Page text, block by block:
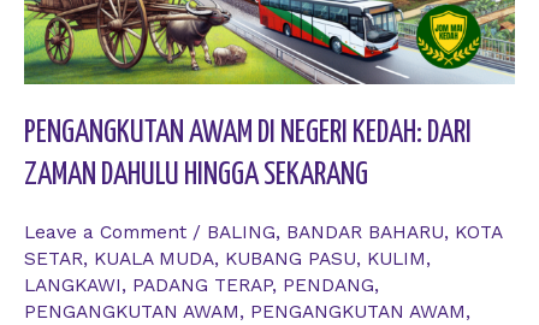
PENGANGKUTAN AWAM DI NEGERI KEDAH: DARI
ZAMAN DAHULU HINGGA SEKARANG
Leave a Comment / BALING, BANDAR BAHARU, KOTA
SETAR, KUALA MUDA, KUBANG PASU, KULIM,
LANGKAWI, PADANG TERAP, PENDANG,
PENGANGKUTAN AWAM, PENGANGKUTAN AWAM,